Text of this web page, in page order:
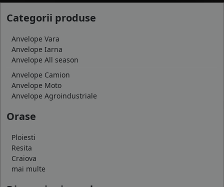
Categorii produse
Anvelope Vara
Anvelope Iarna
Anvelope All season
Anvelope Camion
Anvelope Moto
Anvelope Agroindustriale
Orase
Ploiesti
Resita
Craiova
mai multe